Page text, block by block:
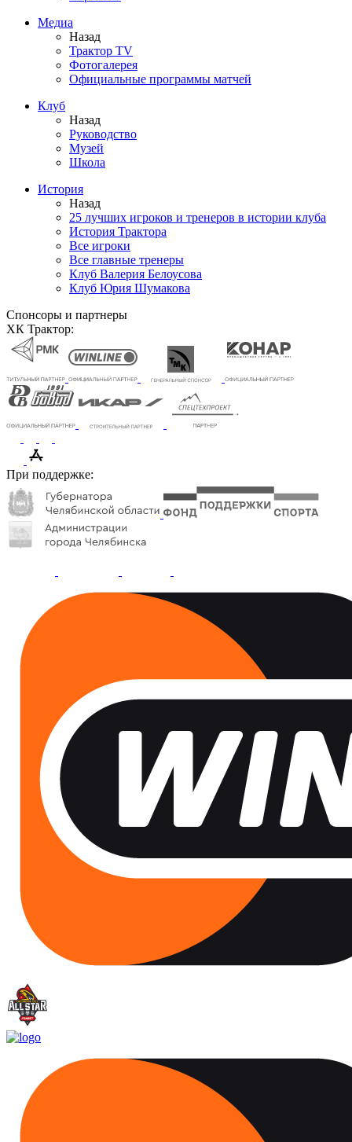
Медиа
Назад
Трактор TV
Фотогалерея
Официальные программы матчей
Клуб
Назад
Руководство
Музей
Школа
История
Назад
25 лучших игроков и тренеров в истории клуба
История Трактора
Все игроки
Все главные тренеры
Клуб Валерия Белоусова
Клуб Юрия Шумакова
Спонсоры и партнеры
ХК Трактор:
При поддержке: